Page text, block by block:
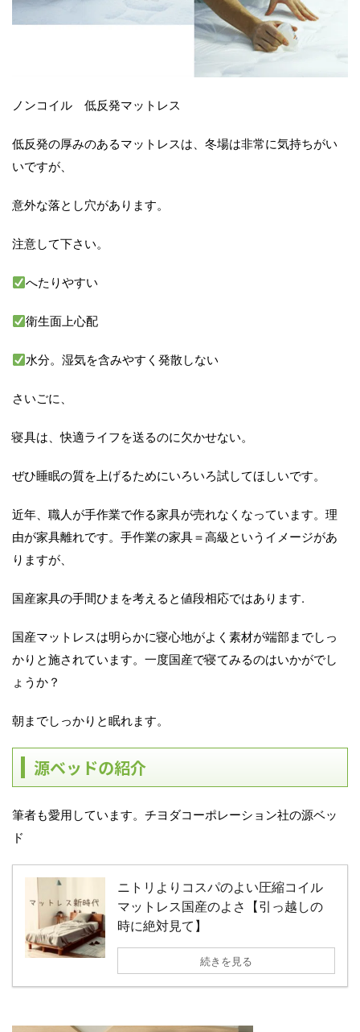
ノンコイル 低反発マットレス
低反発の厚みのあるマットレスは、冬場は非常に気持ちがい
いですが、
意外な落とし穴があります。
注意して下さい。
へたりやすい
衛生面上心配
水分。湿気を含みやすく発散しない
さいごに、
寝具は、快適ライフを送るのに欠かせない。
ぜひ睡眠の質を上げるためにいろいろ試してほしいです。
近年、職人が手作業で作る家具が売れなくなっています。理
由が家具離れです。手作業の家具＝高級というイメージがあ
りますが、
国産家具の手間ひまを考えると値段相応ではあります.
国産マットレスは明らかに寝心地がよく素材が端部までしっ
かりと施されています。一度国産で寝てみるのはいかがでし
ょうか？
朝までしっかりと眠れます。
源ベッドの紹介
筆者も愛用しています。チヨダコーポレーション社の源ベッ
ド
ニトリよりコスパのよい圧縮コイル
マットレス国産のよさ【引っ越しの
時に絶対見て】
続きを見る